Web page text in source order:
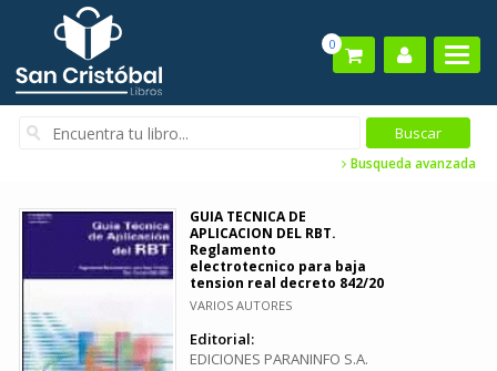
0
Busqueda avanzada
GUIA TECNICA DE
APLICACION DEL RBT.
Reglamento
electrotecnico para baja
tension real decreto 842/20
VARIOS AUTORES
Editorial:
EDICIONES PARANINFO S.A.